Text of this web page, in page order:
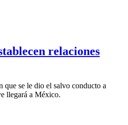
relaciones
que se le dio el salvo conducto a
llegará a México.